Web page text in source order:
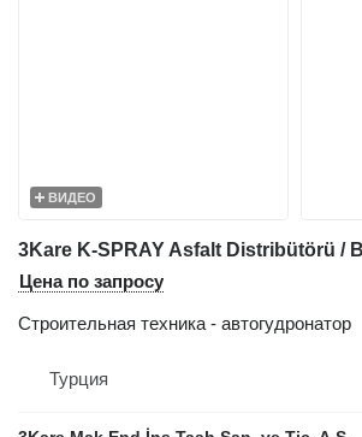
ВИДЕО
3Kare K-SPRAY Asfalt Distribütörü /
Цена по запросу
Строительная техника - автогудронатор
Турция